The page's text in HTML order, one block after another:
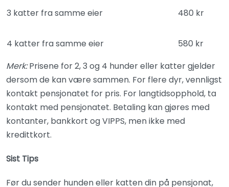
3 katter fra samme eier 480 kr
4 katter fra samme eier
580 kr
Merk:Prisene for 2, 3 og 4 hunder eller katter gjelder
dersom de kan være sammen. For flere dyr, vennligst
kontakt pensjonatet for pris. For langtidsopphold, ta
kontakt med pensjonatet. Betaling kan gjøres med
kontanter, bankkort og VIPPS, men ikke med
kredittkort.
Sist Tips
Før du sender hunden eller katten din på pensjonat,